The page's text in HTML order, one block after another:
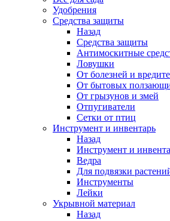
Удобрения
Средства защиты
Назад
Средства защиты
Антимоскитные
Ловушки
От болезней и
От бытовых
От грызунов и змей
Отпугиватели
Сетки от птиц
Инструмент и инвентарь
Назад
Инструмент и
Ведра
Для подвязки
Инструменты
Лейки
Укрывной материал
Назад